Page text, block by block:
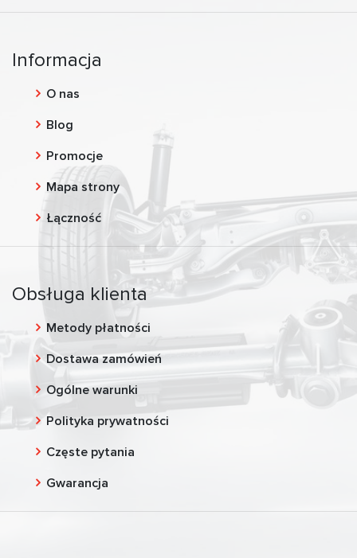
Informacja
O nas
Blog
Promocje
Mapa strony
Łączność
Obsługa klienta
Metody płatności
Dostawa zamówień
Ogólne warunki
Polityka prywatności
Częste pytania
Gwarancja